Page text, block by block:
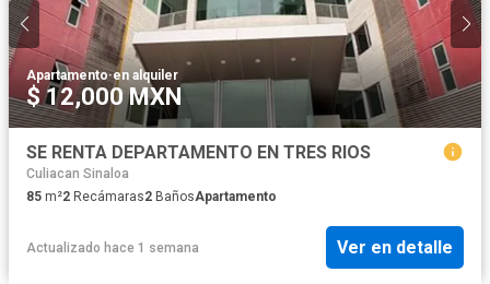
Apartamento·en alquiler
$ 12,000 MXN
SE RENTA DEPARTAMENTO EN TRES RIOS
Culiacan Sinaloa
85 m²2 Recámaras2 BañosApartamento
Actualizado hace 1 semana Ver en detalle